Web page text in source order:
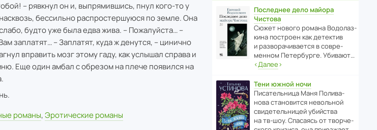
– рявкнул он и, выпрямившись, пнул кого-то у
бессильно распростершуюся по земле. Она
будто уже была едва жива. – Пожалуйста… –
заплатят… – Заплатят, куда ж денутся, – цинично
вправить мозг этому гаду, как услышал справа и
Еще один амбал с обрезом на плече появился на
романы,Эротические романы
Последнее дело майора
Чистова
Сюжет нового романа Водо­ла­з­
кина пост­роен как дете­ктив
и разво­ра­чи­ва­ется в совре­
менном Пете­р­бурге. Убивают…
‹Далее›
Тени южной ночи
Писа­тель­ница Маня Поли­ва­
нова стано­вится невольной
свиде­тель­ницей убийства
на тв-шоу. Спасаясь от твор­че­